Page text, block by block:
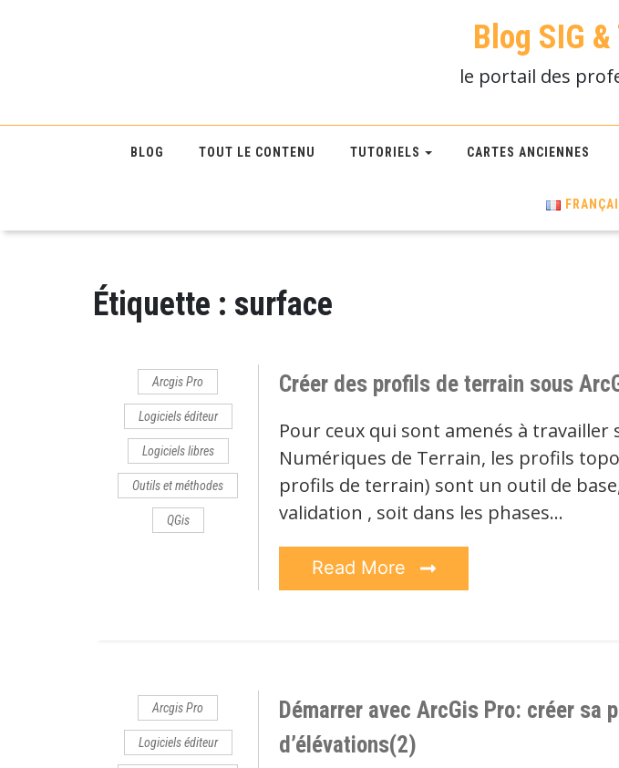
Blog SIG
le portail des
BLOG TOUT LE CONTENU TUTORIELS CARTES ANCIENNES
Étiquette : surface
Arcgis Pro
Logiciels éditeur
Logiciels libres
Outils et méthodes
QGis
Créer des profils de terrain sous
Pour ceux qui sont amenés à travailler
Numériques de Terrain, les profils
profils de terrain) sont un outil de
validation , soit dans les phases…
Read More
Arcgis Pro
Logiciels éditeur
Démarrer avec ArcGis Pro: créer sa
d’élévations(2)